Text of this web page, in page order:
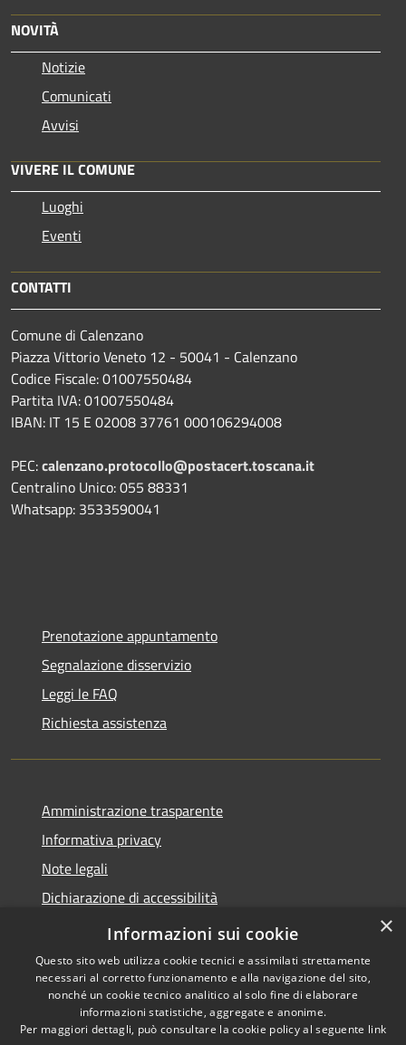
NOVITÀ
Notizie
Comunicati
Avvisi
VIVERE IL COMUNE
Luoghi
Eventi
CONTATTI
Comune di Calenzano
Piazza Vittorio Veneto 12 - 50041 - Calenzano
Codice Fiscale: 01007550484
Partita IVA: 01007550484
IBAN: IT 15 E 02008 37761 000106294008
PEC:calenzano.protocollo@postacert.toscana.it
Centralino Unico: 055 88331
Whatsapp: 3533590041
Prenotazione appuntamento
Segnalazione disservizio
Leggi le FAQ
Richiesta assistenza
Amministrazione trasparente
Informativa privacy
Note legali
Dichiarazione di accessibilità
Statistiche Web
Accessibilità
Copyright © 2026 • Comune di
Calenzano • Powered by
×
Informazioni sui cookie
Questo sito web utilizza cookie tecnici e assimilati strettamente
necessari al corretto funzionamento e alla navigazione del sito,
nonché un cookie tecnico analitico al solo fine di elaborare
informazioni statistiche, aggregate e anonime.
Per maggiori dettagli, può consultare la cookie policy al seguente link